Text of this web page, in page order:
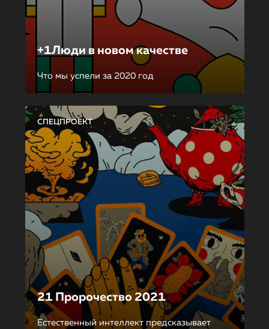
+1Люди в новом качестве
Что мы успели за 2020 год
СПЕЦПРОЕКТ
21 Пророчество 2021
Естественный интеллект предсказывает